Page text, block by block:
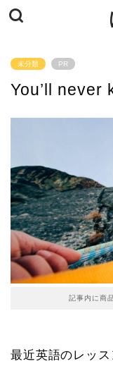
未分類 PR
You’ll never
記事内に商
最近英語のレッス